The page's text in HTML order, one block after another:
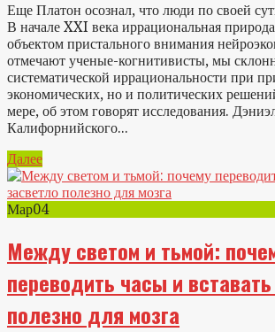
Еще Платон осознал, что люди по своей
В начале XXI века иррациональная природа
объектом пристального внимания
отмечают ученые-когнитивисты, мы
систематической иррациональности при
экономических, но и политических
мере, об этом говорят исследования.
Калифорнийского...
Далее
Мар04
Между светом и тьмой:
переводить часы и
полезно для мозга